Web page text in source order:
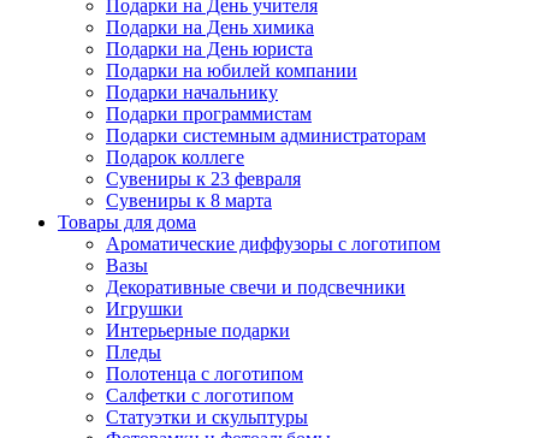
Подарки на День учителя
Подарки на День химика
Подарки на День юриста
Подарки на юбилей компании
Подарки начальнику
Подарки программистам
Подарки системным администраторам
Подарок коллеге
Сувениры к 23 февраля
Сувениры к 8 марта
Товары для дома
Ароматические диффузоры с логотипом
Вазы
Декоративные свечи и подсвечники
Игрушки
Интерьерные подарки
Пледы
Полотенца с логотипом
Салфетки с логотипом
Статуэтки и скульптуры